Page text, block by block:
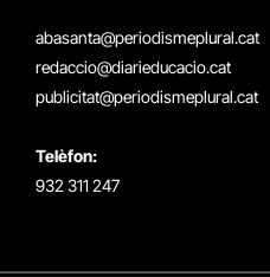
abasanta@periodismeplural.cat
redaccio@diarieducacio.cat
publicitat@periodismeplural.cat
Telèfon:
932 311 247